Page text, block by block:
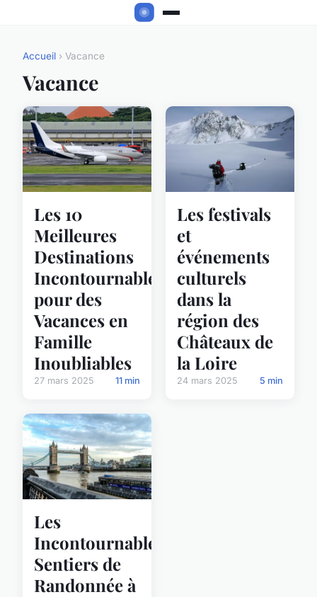
Accueil › Vacance
Vacance
Les 10
Meilleures
Destinations
Incontournables
pour des
Vacances en
Famille
Inoubliables
27 mars 2025 11 min
Les festivals
et
événements
culturels
dans la
région des
Châteaux de
la Loire
24 mars 2025 5 min
Les
Incontournables
Sentiers de
Randonnée à